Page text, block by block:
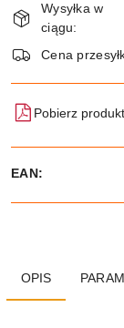
i
dostawa
Wysyłka w
ciągu:
Cena
Pobierz
EAN:
OPIS